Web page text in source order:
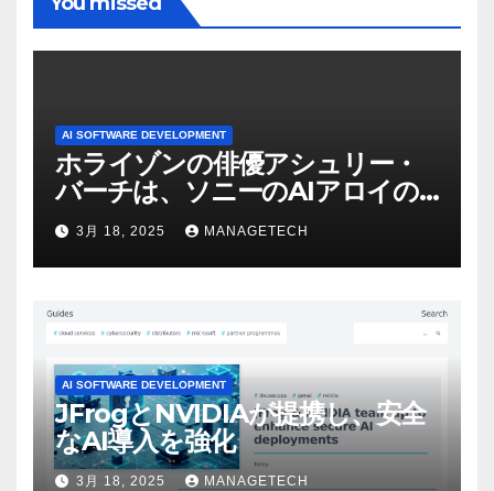
AI SOFTWARE DEVELOPMENT
ホライゾンの俳優アシュリー・
バーチは、ソニーのAIアロイの
ビデオを見て「ゲームパフォー
マンスという芸術形式に不安を
感じた」と語る – IGN
3月 18, 2025 MANAGETECH
AI SOFTWARE DEVELOPMENT
JFrogとNVIDIAが提携し、安全
なAI導入を強化
3月 18, 2025 MANAGETECH